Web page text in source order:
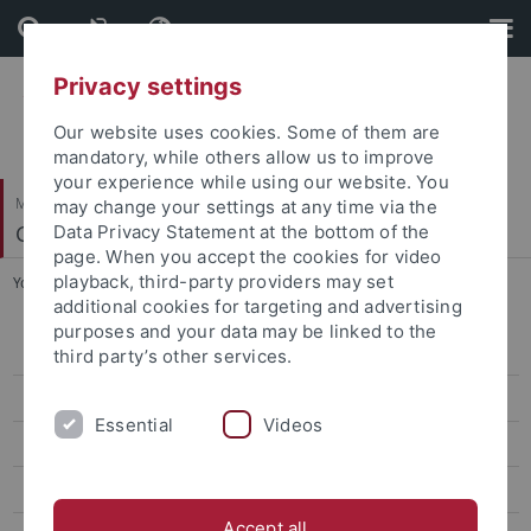
Skip
to
content
Skip
to
footer
Mathematisch-Naturwissenschaftliche Fakultät
Geoinformatik / GIS
You are here: Startseite ... Energielabor Tübingen
Gletschermonitoring InSAR
EO4HumEn+
Privacy settings
Our website uses cookies. Some of them are
mandatory, while others allow us to improve
your experience while using our website. You
may change your settings at any time via the
Data Privacy Statement at the bottom of the
page. When you accept the cookies for video
playback, third-party providers may set
additional cookies for targeting and advertising
purposes and your data may be linked to the
third party’s other services.
Essential Videos